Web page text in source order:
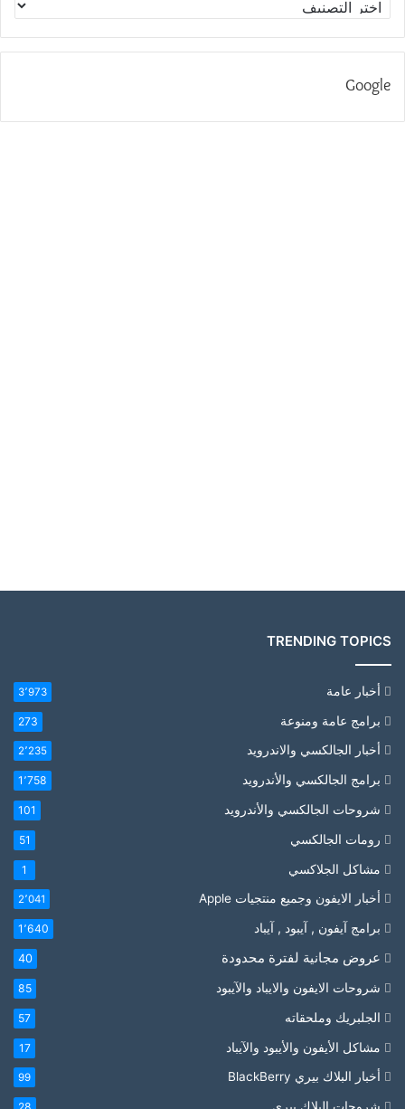
Google
TRENDING TOPICS
أخبار عامة 3٬973
برامج عامة ومنوعة 273
أخبار الجالكسي والاندرويد 2٬235
برامج الجالكسي والأندرويد 1٬758
شروحات الجالكسي والأندرويد 101
رومات الجالكسي 51
مشاكل الجلاكسي 1
أخبار الايفون وجميع منتجيات Apple 2٬041
برامج آيفون , آيبود , آيباد 1٬640
عروض مجانية لفترة محدودة 40
شروحات الايفون والايباد والآيبود 85
الجلبريك وملحقاته 57
مشاكل الأيفون والأيبود والآيباد 17
أخبار البلاك بيري BlackBerry 99
شروحات البلاك بيري